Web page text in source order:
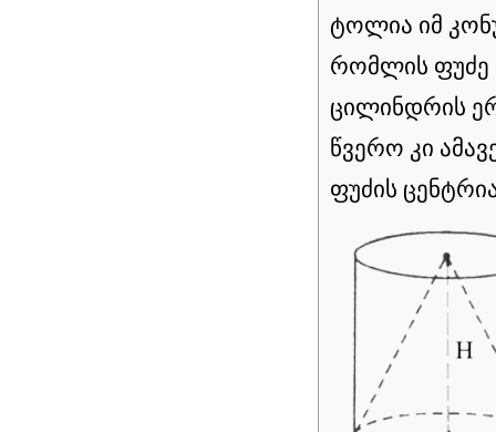
ტოლია იმ
რომლის ფუძე
ცილინდრის
წვერო კი
ფუძის